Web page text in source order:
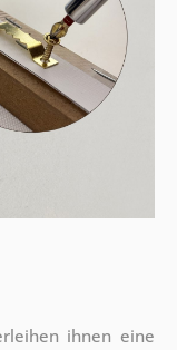
ihnen eine